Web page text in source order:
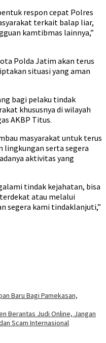
respon cepat Polres
terkait balap liar,
kamtibmas lainnya,”
Polda Jatim akan terus
situasi yang aman
bagi pelaku tindak
khususnya di wilayah
AKBP Titus.
masyarakat untuk terus
lingkungan serta segera
aktivitas yang
tindak kejahatan, bisa
atau melalui
segera kami tindaklanjuti,”
Baru Bagi Pamekasan,
Berantas Judi Online, Jangan
Scam Internasional